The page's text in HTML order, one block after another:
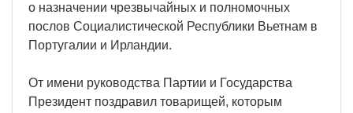
о назначении чрезвычайных и полномочных
послов Социалистической Республики Вьетнам в
Португалии и Ирландии.
От имени руководства Партии и Государства
Президент поздравил товарищей, которым